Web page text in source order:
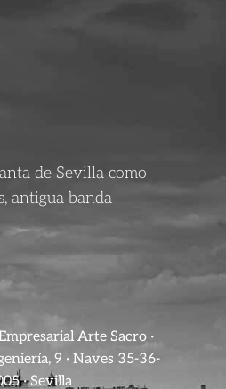
de Sevilla como
antigua banda
Arte Sacro ·
9 · Naves 35-36-
· Sevilla